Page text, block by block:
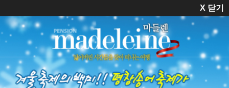
X 닫기
펜션소개 객실안내 예약안내 교통안내
[공지]라벤더, 자